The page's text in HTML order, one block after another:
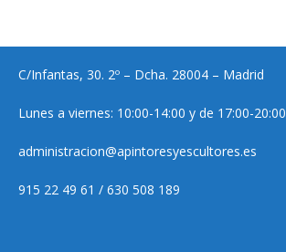
C/Infantas, 30. 2º – Dcha. 28004 – Madrid
Lunes a viernes: 10:00-14:00 y de 17:00-20:00
administracion@apintoresyescultores.es
915 22 49 61 / 630 508 189